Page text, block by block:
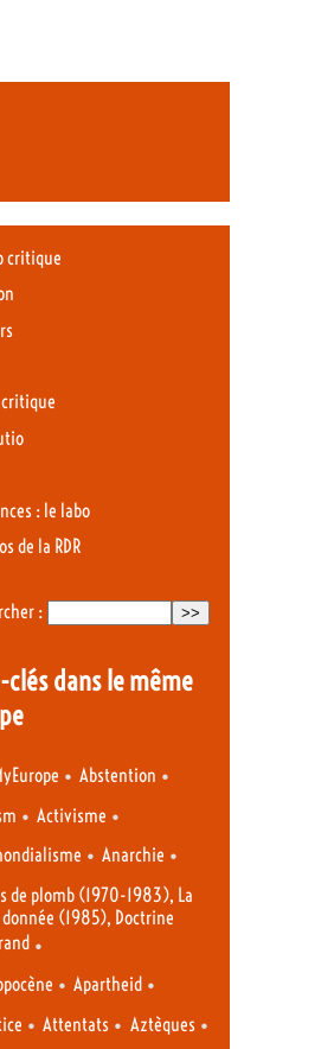
critique
critique
: le labo
de la RDR
:
clés dans le même
• Abstention •
• Activisme •
• Anarchie •
de plomb (1970-1983), La
(1985), Doctrine
•
• Apartheid •
• Attentats • Aztèques•